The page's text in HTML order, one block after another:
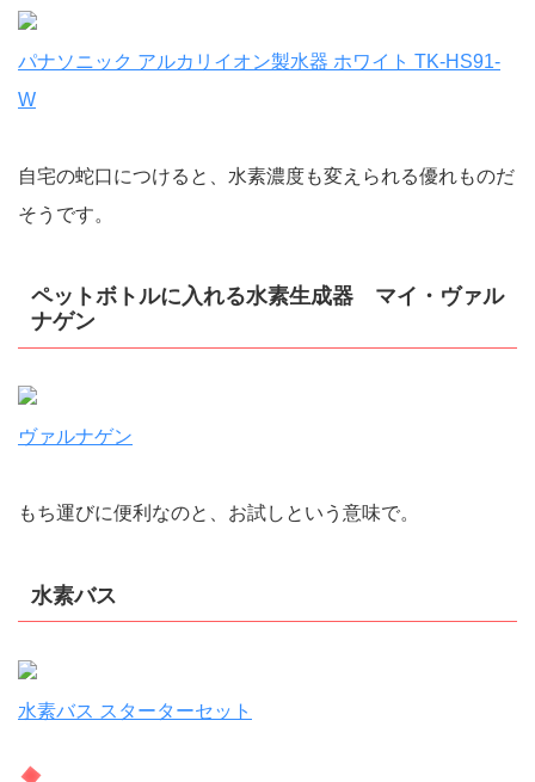
パナソニック アルカリイオン製水器 ホワイト TK-HS91-
W
自宅の蛇口につけると、水素濃度も変えられる優れものだ
そうです。
ペットボトルに入れる水素生成器 マイ・ヴァル
ナゲン
ヴァルナゲン
もち運びに便利なのと、お試しという意味で。
水素バス
水素バス スターターセット